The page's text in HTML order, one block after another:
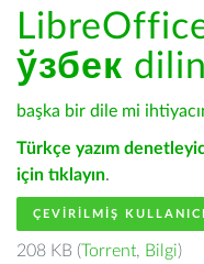
ўзбек
başka bir dile mi
Türkçe yazım
için tıklayın.
ÇEVIRILMIŞ
208 KB (Torrent, Bilgi)